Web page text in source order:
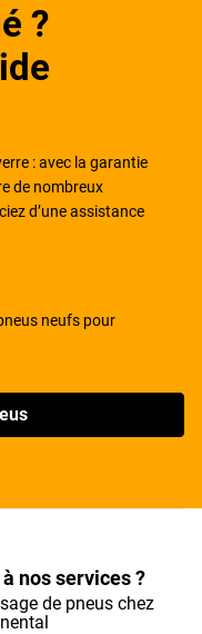
?
: avec la garantie
de nombreux
d’une assistance
neufs pour
nos services ?
de pneus chez